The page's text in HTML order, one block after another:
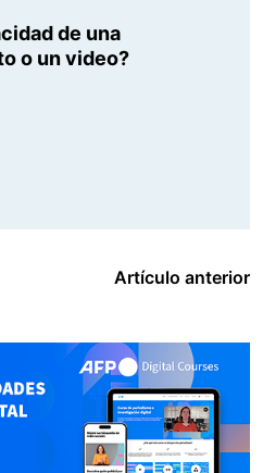
de una
o un video?
Artículo anterior